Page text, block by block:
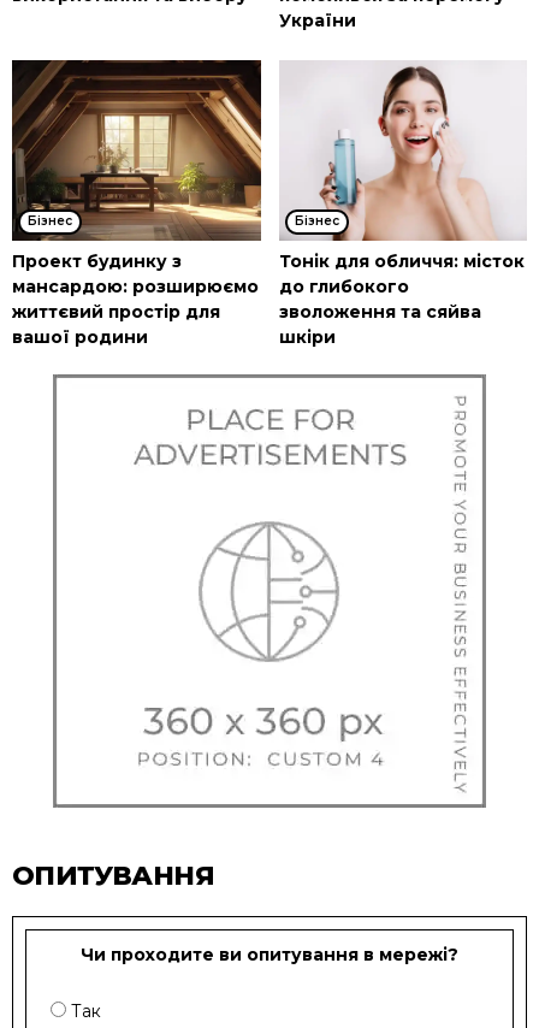
України
Бізнес
Проект будинку з
мансардою: розширюємо
життєвий простір для
вашої родини
Бізнес
Тонік для обличчя: місток
до глибокого
зволоження та сяйва
шкіри
ОПИТУВАННЯ
Чи проходите ви опитування в мережі?
Так